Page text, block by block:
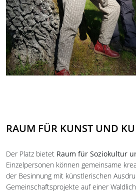
RAUM FÜR KUNST UND
Der Platz bietet Raum für Soziokultur
Einzelpersonen können gemeinsame
der Besinnung mit künstlerischen
Gemeinschaftsprojekte auf einer